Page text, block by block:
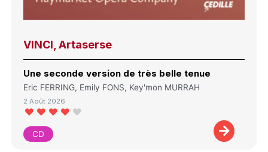
VINCI, Artaserse
Une seconde version de très belle tenue
Eric FERRING, Emily FONS, Key'mon MURRAH
2 Août 2026
CD